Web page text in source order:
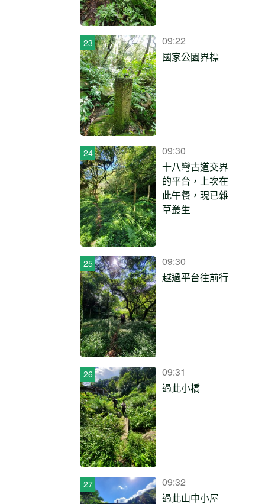
09:22
國家公園界標
09:30
十八彎古道交界
的平台，上次在
此午餐，現已雜
草叢生
09:30
越過平台往前行
09:31
過此小橋
09:32
過此山中小屋